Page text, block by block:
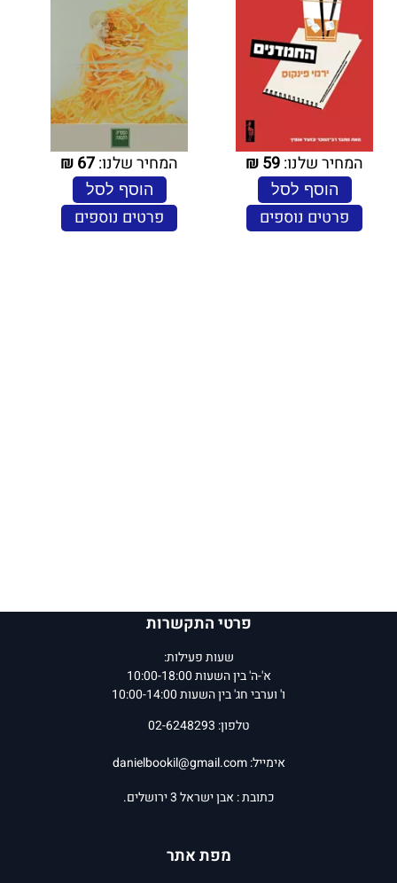
המחיר שלנו:59
₪
הוסף לסל
פרטים נוספים
המחיר שלנו:67
₪
הוסף לסל
פרטים נוספים
פרטי התקשרות
שעות פעילות:
א'-ה' בין השעות 10:00-18:00
ו' וערבי חג' בין השעות 10:00-14:00
טלפון: 02-6248293
אימייל:danielbookil@gmail.com
כתובת : אבן ישראל 3 ירושלים.
מפת אתר